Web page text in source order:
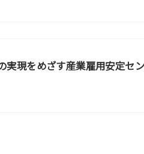
実現をめざす産業雇用安定セ